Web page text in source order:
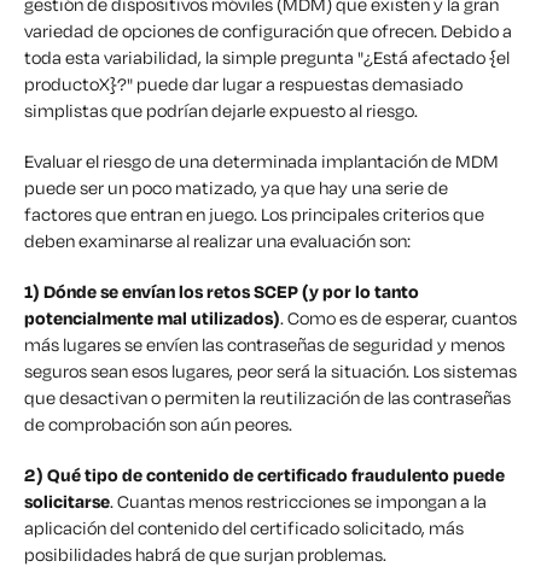
variedad de opciones de configuración que ofrecen. Debido a
toda esta variabilidad, la simple pregunta "¿Está afectado {el
productoX}?" puede dar lugar a respuestas demasiado
simplistas que podrían dejarle expuesto al riesgo.
Evaluar el riesgo de una determinada implantación de MDM
puede ser un poco matizado, ya que hay una serie de
factores que entran en juego. Los principales criterios que
deben examinarse al realizar una evaluación son:
1) Dónde se envían los retos SCEP (y por lo tanto
potencialmente mal utilizados). Como es de esperar, cuantos
más lugares se envíen las contraseñas de seguridad y menos
seguros sean esos lugares, peor será la situación. Los sistemas
que desactivan o permiten la reutilización de las contraseñas
de comprobación son aún peores.
2) Qué tipo de contenido de certificado fraudulento puede
solicitarse. Cuantas menos restricciones se impongan a la
aplicación del contenido del certificado solicitado, más
posibilidades habrá de que surjan problemas.